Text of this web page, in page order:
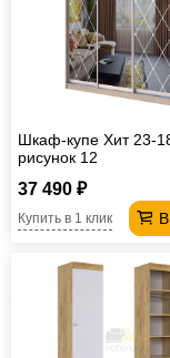
Шкаф-купе Хит 23-
рисунок 12
37 490 ₽
Купить в 1 клик